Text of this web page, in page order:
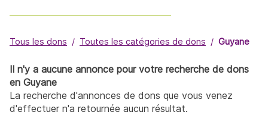
Tous les dons Toutes les catégories de dons Guyane
Il n'y a aucune annonce pour votre recherche de dons
en Guyane
La recherche d'annonces de dons que vous venez
d'effectuer n'a retournée aucun résultat.